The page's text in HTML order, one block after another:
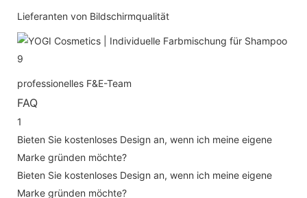
Lieferanten von Bildschirmqualität
professionelles F&E-Team
FAQ
1
Bieten Sie kostenloses Design an, wenn ich meine eigene
Marke gründen möchte?
Bieten Sie kostenloses Design an, wenn ich meine eigene
Marke gründen möchte?